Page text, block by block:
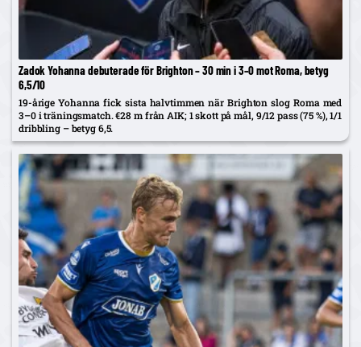
Zadok Yohanna debuterade för Brighton – 30 min i 3–0 mot Roma, betyg
6,5/10
19-årige Yohanna fick sista halvtimmen när Brighton slog Roma med
3–0 i träningsmatch. €28 m från AIK; 1 skott på mål, 9/12 pass (75 %), 1/1
dribbling – betyg 6,5.